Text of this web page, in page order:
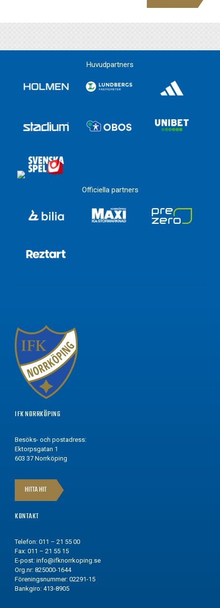
Huvudpartners
Officiella partners
IFK NORRKÖPING
Besöks- och postadress:
Ektorpsgatan 1
603 37 Norrköping
HITTA HIT
KONTAKT
Telefon: 011 – 21 55 00
Fax: 011 – 21 55 15
E-post: info@ifknorrkoping.se
Org.nr: 825000-1644
Föreningsnummer: 02291-15
Bankgiro: 413-8905